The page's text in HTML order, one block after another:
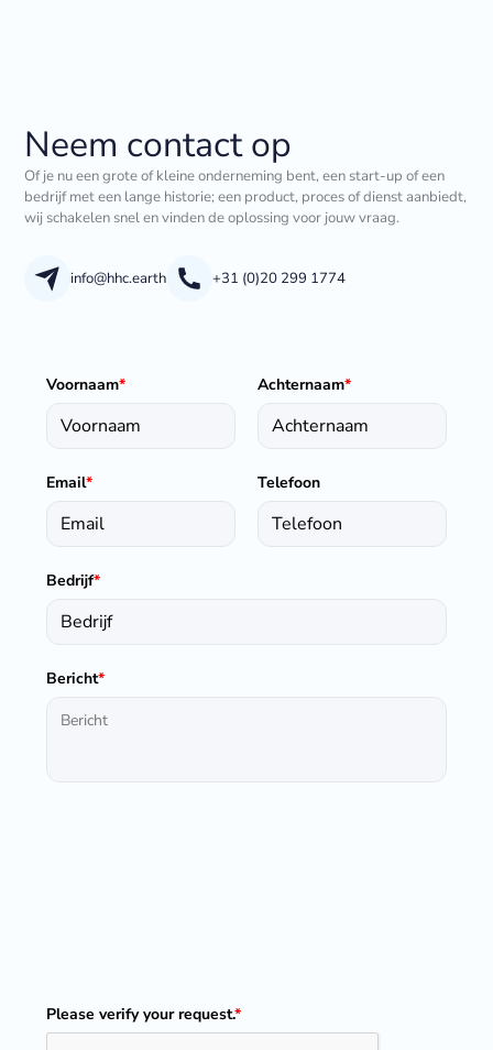
Neem contact op
Of je nu een grote of kleine onderneming bent, een start-up of een
bedrijf met een lange historie; een product, proces of dienst aanbiedt,
wij schakelen snel en vinden de oplossing voor jouw vraag.
info@hhc.earth +31 (0)20 299 1774
Voornaam* Achternaam*
Email* Telefoon
Bedrijf*
Bericht*
Please verify your request.*